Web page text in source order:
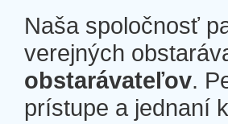
Naša spoločnosť
verejných
obstarávateľov.
prístupe a jednaní